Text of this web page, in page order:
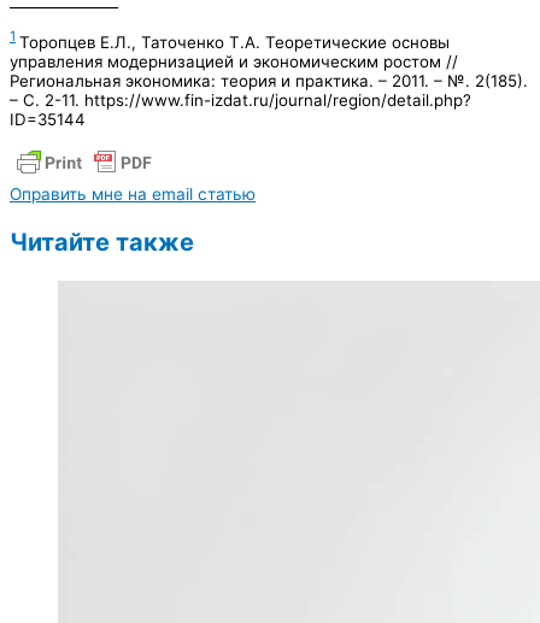
1 Торопцев Е.Л., Таточенко Т.А. Теоретические основы
управления модернизацией и экономическим ростом //
Региональная экономика: теория и практика. – 2011. – №. 2(185).
– С. 2-11. https://www.fin-izdat.ru/journal/region/detail.php?
ID=35144
Оправить мне на email статью
Читайте также